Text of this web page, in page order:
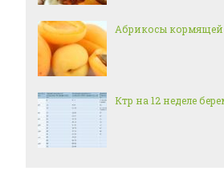
Абрикосы
Ктр на 12 неделе